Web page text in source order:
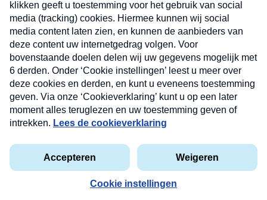
Privacyverklaring
Cookieverklaring
Kwetsbaarheid melden
Copyright © 2026 MAX Vandaag - Omroep MAX
Nieuwsbrief
Neem hier een gratis abonnement op onze
nieuwsbrief. Elke vrijdag- en dinsdagochtend in uw